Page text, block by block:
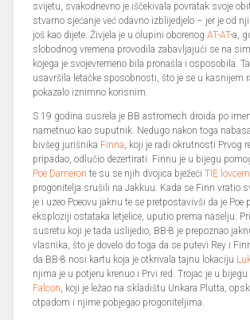
svijetu, svakodnevno je iščekivala povratak svoje
stvarno sjećanje već odavno izblijedjelo – jer je od
još kao dijete. Živjela je u olupini oborenogAT-AT-a,
slobodnog vremena provodila zabavljajući se na
kojega je svojevremeno bila pronašla i osposobila.
usavršila letačke sposobnosti, što je se u kasnijem
pokazalo iznimno korisnim.
S 19 godina susrela je BB astromech droida po
nametnuo kao suputnik. Nedugo nakon toga
bivšeg jurišnika Finna, koji je radi okrutnosti Prvog
pripadao, odlučio dezertirati. Finnu je u bijegu
Poe Dameron te su se njih dvojica bježećiTIE lovcem
progonitelja srušili na Jakkuu. Kada se Finn vratio
je i uzeo Poeovu jaknu te se pretpostavivši da je Poe
eksploziji ostataka letjelice, uputio prema naselju.
susretu koji je tada uslijedio, BB-8 je prepoznao
vlasnika, što je dovelo do toga da se putevi Rey i
da BB-8 nosi kartu koja je otkrivala tajnu lokaciju
njima je u potjeru krenuo i Prvi red. Trojac je u bijegu
Falcon, koji je ležao na skladištu Unkara Plutta,
otpadom i njime pobjegao progoniteljima.